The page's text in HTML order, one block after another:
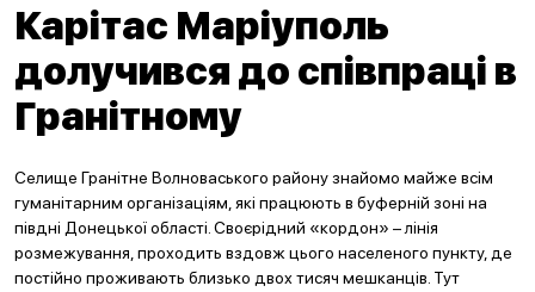
Карітас Маріуполь
долучився до співпраці в
Гранітному
Селище Гранітне Волноваського району знайомо майже всім
гуманітарним організаціям, які працюють в буферній зоні на
півдні Донецької області. Своєрідний «кордон» – лінія
розмежування, проходить вздовж цього населеного пункту, де
постійно проживають близько двох тисяч мешканців. Тут